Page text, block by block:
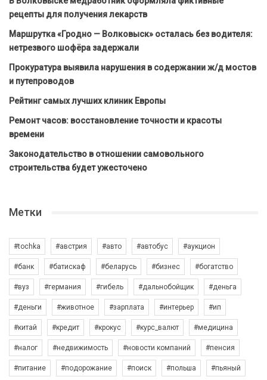
рецепты для получения лекарств
Маршрутка «Гродно — Волковыск» осталась без водителя:
нетрезвого шофёра задержали
Прокуратура выявила нарушения в содержании ж/д мостов
и путепроводов
Рейтинг самых лучших клиник Европы
Ремонт часов: восстановление точности и красоты
времени
Законодательство в отношении самовольного
строительства будет ужесточено
Метки
#tochka #австрия #авто #автобус #аукцион
#банк #батискаф #беларусь #бизнес #богатство
#вуз #германия #гибель #дальнобойщик #деньга
#деньги #животное #зарплата #интерьер #ип
#китай #кредит #крокус #курс_валют #медицина
#налог #недвижимость #новости компаний #пенсия
#питание #подорожание #поиск #польша #пьяный